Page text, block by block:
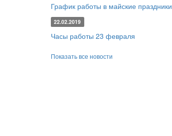
График работы в майские праздники
22.02.2019
Часы работы 23 февраля
Показать все новости